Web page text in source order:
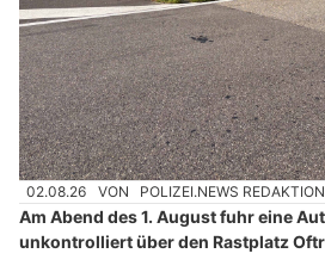
02.08.26 VON POLIZEI.NEWS REDAKTION
Am Abend des 1. August fuhr eine
unkontrolliert über den Rastplatz